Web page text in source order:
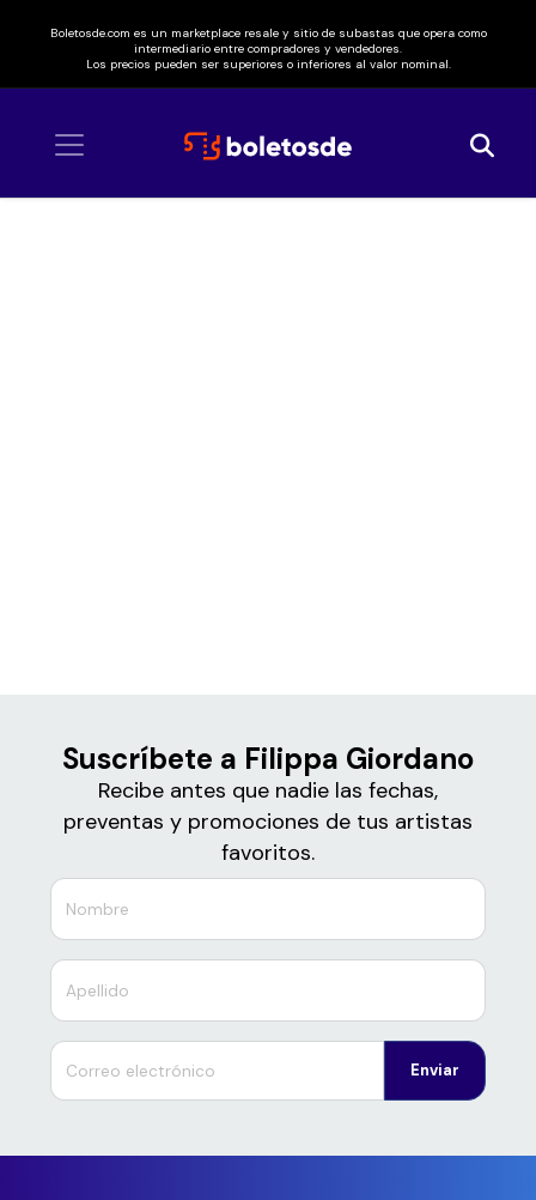
Boletosde.com es un marketplace resale y sitio de subastas que opera como
intermediario entre compradores y vendedores.
Los precios pueden ser superiores o inferiores al valor nominal.
Suscríbete a Filippa Giordano
Recibe antes que nadie las fechas,
preventas y promociones de tus artistas
favoritos.
Enviar